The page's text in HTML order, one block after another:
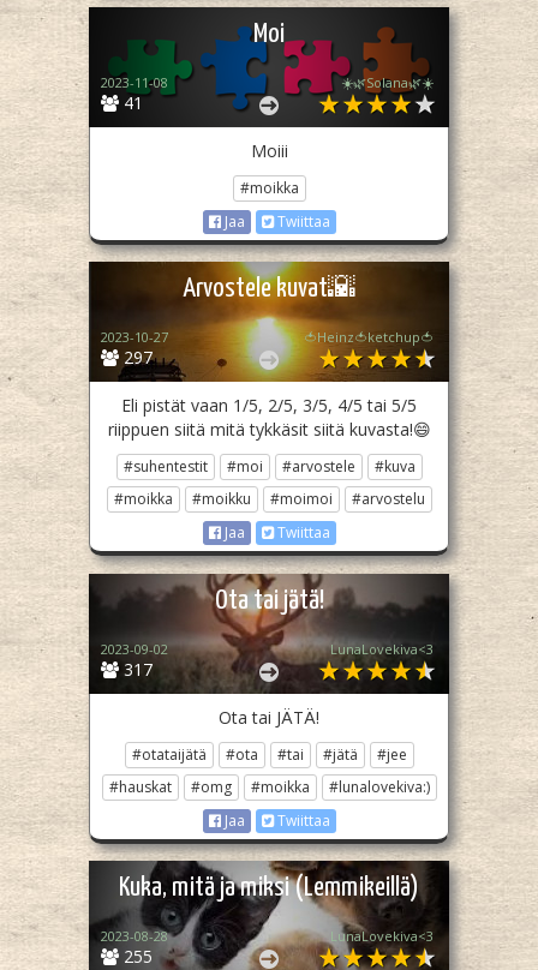
Moi
41
2023-11-08 ☀️🌿Solana🌿☀️
Moiii
#moikka
Jaa
Twiittaa
Arvostele kuvat🌇
297
2023-10-27 🍅Heinz🍅ketchup🍅
Eli pistät vaan 1/5, 2/5, 3/5, 4/5 tai 5/5
riippuen siitä mitä tykkäsit siitä kuvasta!😄
#suhentestit #moi #arvostele
#kuva
#moikka
#moikku #moimoi
#arvostelu
Jaa
Twiittaa
Ota tai jätä!
317
2023-09-02 LunaLovekiva<3
Ota tai JÄTÄ!
#otataijätä #ota #tai #jätä
#jee
#hauskat
#omg #moikka
#lunalovekiva:)
Jaa
Twiittaa
Kuka, mitä ja miksi (Lemmikeillä)
255
2023-08-28 LunaLovekiva<3